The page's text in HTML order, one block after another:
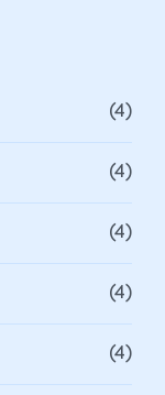
(4)
(4)
(4)
(4)
(4)